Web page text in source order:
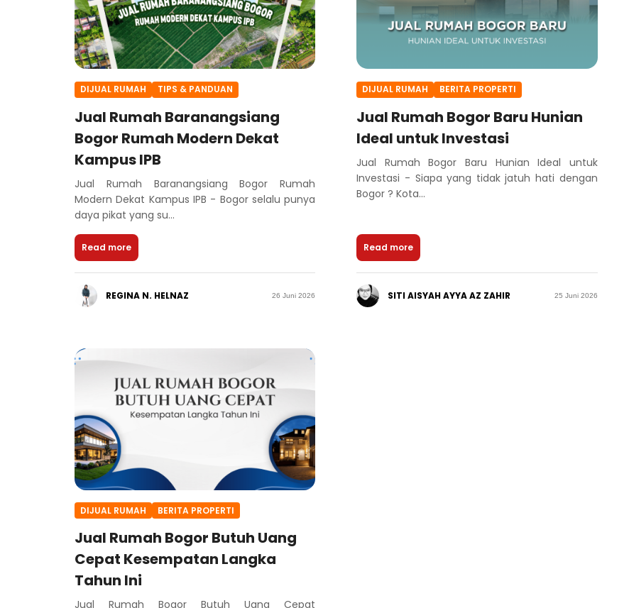
DIJUAL RUMAH TIPS & PANDUAN
Jual Rumah Baranangsiang
Bogor Rumah Modern Dekat
Kampus IPB
Jual Rumah Baranangsiang Bogor Rumah
Modern Dekat Kampus IPB - Bogor selalu punya
daya pikat yang su...
Read more
REGINA N. HELNAZ 26 Juni 2026
DIJUAL RUMAH BERITA PROPERTI
Jual Rumah Bogor Baru Hunian
Ideal untuk Investasi
Jual Rumah Bogor Baru Hunian Ideal untuk
Investasi - Siapa yang tidak jatuh hati dengan
Bogor ? Kota...
Read more
SITI AISYAH AYYA AZ ZAHIR 25 Juni 2026
DIJUAL RUMAH BERITA PROPERTI
Jual Rumah Bogor Butuh Uang
Cepat Kesempatan Langka
Tahun Ini
Jual Rumah Bogor Butuh Uang Cepat